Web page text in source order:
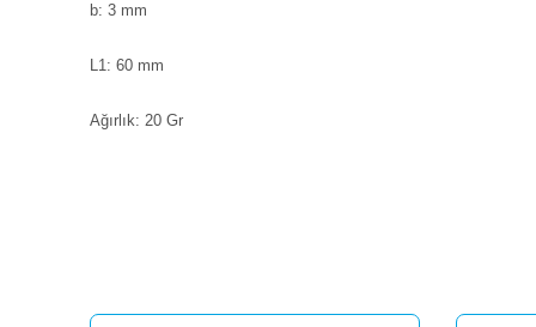
b: 3 mm
L1: 60 mm
Ağırlık: 20 Gr
Ürün bilgilerinde hatalar bulunuyor.